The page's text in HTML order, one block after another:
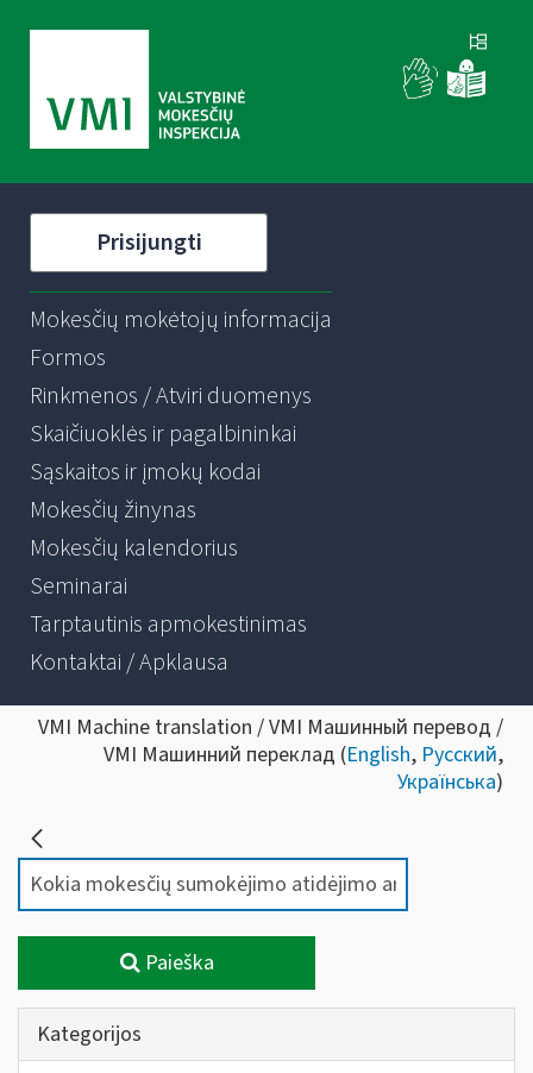
Prisijungti
Mokesčių mokėtojų informacija
Formos
Rinkmenos / Atviri duomenys
Skaičiuoklės ir pagalbininkai
Sąskaitos ir įmokų kodai
Mokesčių žinynas
Mokesčių kalendorius
Seminarai
Tarptautinis apmokestinimas
Kontaktai / Apklausa
VMI Machine translation / VMI Машинный перевод /
VMI Машинний переклад (English, Русский,
Українська)
Paieška
Kategorijos